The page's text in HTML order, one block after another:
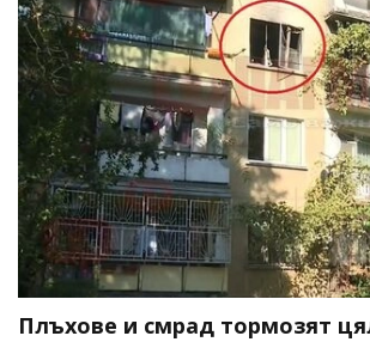
Плъхове и смрад тормозят